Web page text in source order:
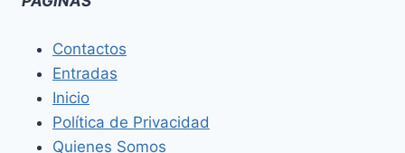
Contactos
Entradas
Inicio
Política de Privacidad
Quienes Somos